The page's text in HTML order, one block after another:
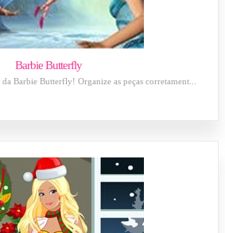
Barbie Butterfly
Barbie Butterfly! Organize as peças corretament...